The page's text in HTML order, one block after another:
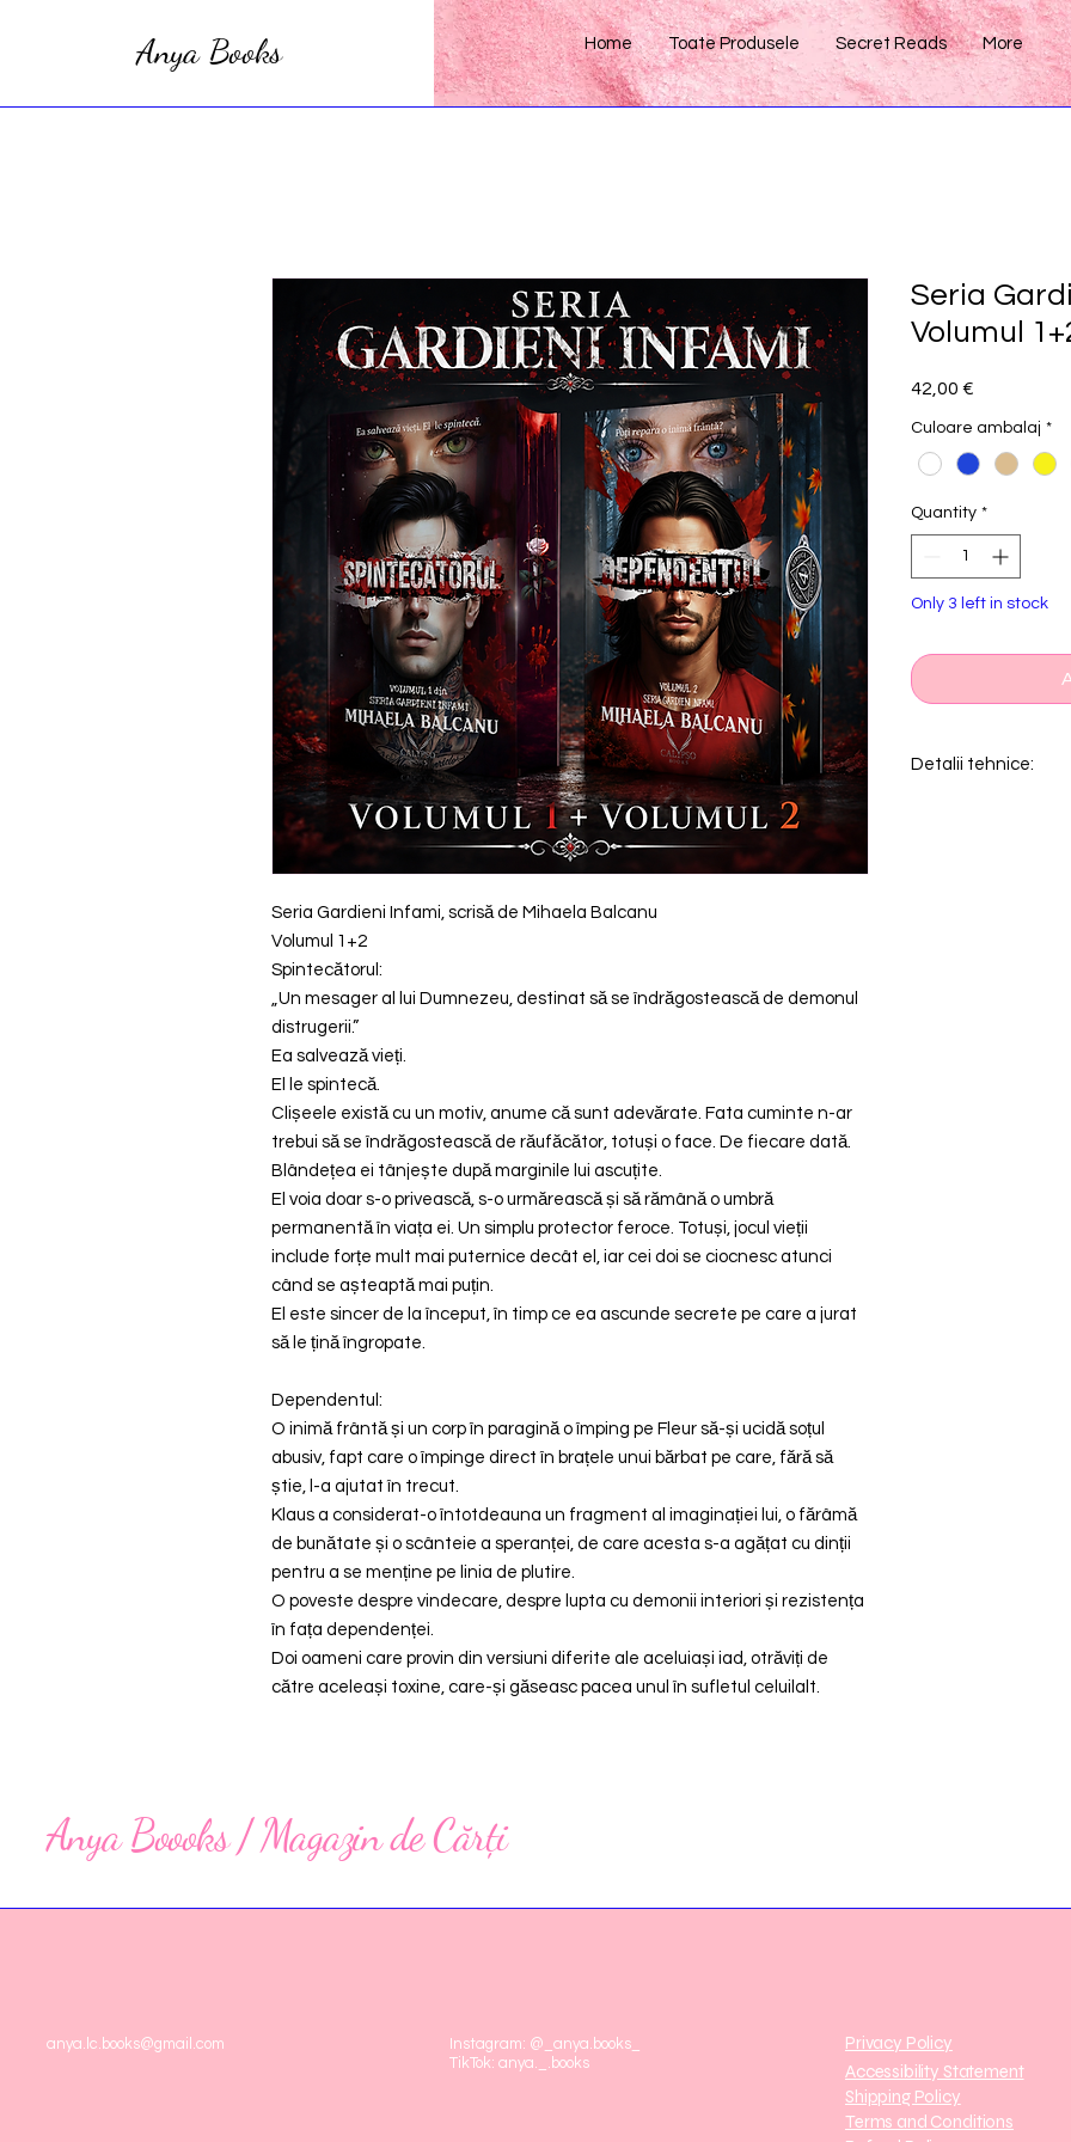
Anya Books Home Toate Produsele Secret Reads More
Seria Gardieni Infami, scrisă de Mihaela Balcanu
Volumul 1+2
Spintecătorul:
„Un mesager al lui Dumnezeu, destinat să se îndrăgostească de demonul
distrugerii.”
Ea salvează vieți.
El le spintecă.
Clișeele există cu un motiv, anume că sunt adevărate. Fata cuminte n-ar
trebui să se îndrăgostească de răufăcător, totuși o face. De fiecare dată.
Blândețea ei tânjește după marginile lui ascuțite.
El voia doar s-o privească, s-o urmărească și să rămână o umbră
permanentă în viața ei. Un simplu protector feroce. Totuși, jocul vieții
include forțe mult mai puternice decât el, iar cei doi se ciocnesc atunci
când se așteaptă mai puțin.
El este sincer de la început, în timp ce ea ascunde secrete pe care a jurat
să le țină îngropate.
Dependentul:
O inimă frântă și un corp în paragină o împing pe Fleur să-și ucidă soțul
abusiv, fapt care o împinge direct în brațele unui bărbat pe care, fără să
știe, l-a ajutat în trecut.
Klaus a considerat-o întotdeauna un fragment al imaginației lui, o fărâmă
de bunătate și o scânteie a speranței, de care acesta s-a agățat cu dinții
pentru a se menține pe linia de plutire.
O poveste despre vindecare, despre lupta cu demonii interiori și rezistența
în fața dependenței.
Doi oameni care provin din versiuni diferite ale aceluiași iad, otrăviți de
către aceleași toxine, care-și găseasc pacea unul în sufletul celuilalt.
Seria
Volumul
42,00 €
Culoare ambalaj *
Quantity *
Only 3 left in stock
Detalii tehnice:
Anya Boooks / Magazin de Cărți
anya.lc.books@gmail.com
Instagram: @_anya.books_
TikTok: anya._.books
Privacy Policy
Accessibility Statement
Shipping Policy
Terms and Conditions